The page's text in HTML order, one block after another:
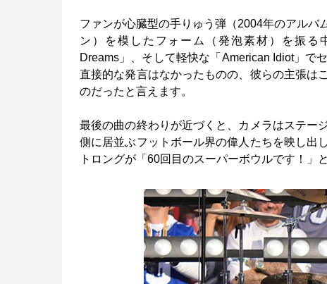
ファンが心臓型の手りゅう弾（2004年のアルバ
ン）を模したフォーム（発泡素材）を振る
Dreams」、そして軽快な「American Idiot」で
直接的な発言はなかったものの、彼らの主張は
のだったと言えます。
最後の曲の終わりが近づくと、カメラはステー
側に居並ぶフットボール界の偉人たちを映し出
トロングが「60回目のスーパーボウルです！」